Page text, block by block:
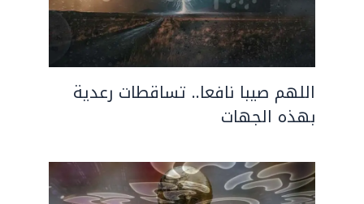
اللهم صيبا نافعا.. تساقطات رعدية
بهذه الجهات